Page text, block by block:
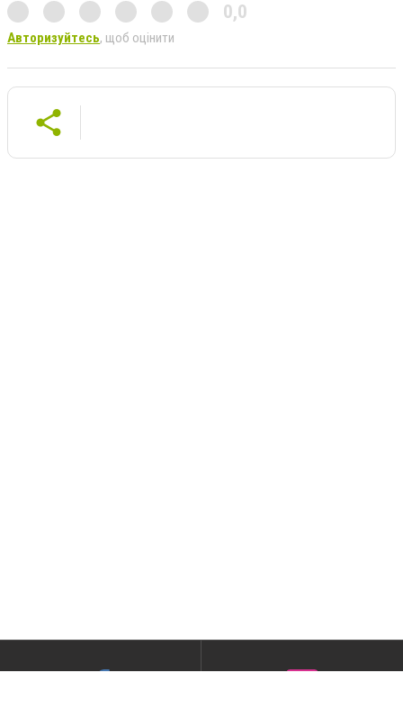
0,0
Авторизуйтесь, щоб оцінити